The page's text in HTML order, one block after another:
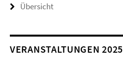
Übersicht
VERANSTALTUNGEN 2025